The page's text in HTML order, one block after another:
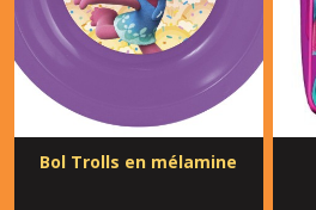
Bol Trolls en mélamine